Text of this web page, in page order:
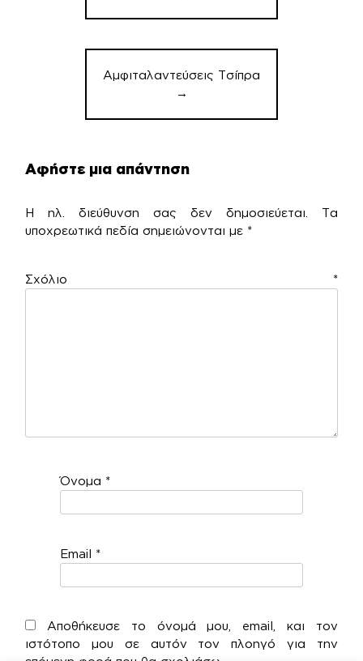
Αμφιταλαντεύσεις Τσίπρα
→
Αφήστε μια απάντηση
Η ηλ. διεύθυνση σας δεν δημοσιεύεται.
Τα
υποχρεωτικά πεδία σημειώνονται με *
Σχόλιο *
Όνομα *
Email *
Αποθήκευσε το όνομά μου, email, και τον
ιστότοπο μου σε αυτόν τον πλοηγό για την